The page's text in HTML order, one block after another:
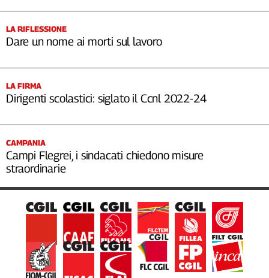
LA RIFLESSIONE
Dare un nome ai morti sul lavoro
LA FIRMA
Dirigenti scolastici: siglato il Ccnl 2022-24
CAMPANIA
Campi Flegrei, i sindacati chiedono misure
straordinarie